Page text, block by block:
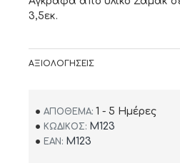
3,5εκ.
ΑΞΙΟΛΟΓΉΣΕΙΣ
ΑΠΌΘΕΜΑ: 1 - 5 Ημέρες
ΚΩΔΙΚΌΣ: M123
EAN: M123